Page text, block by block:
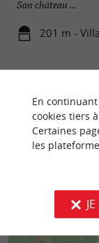
Son château ...
201 m -
En
cookies tiers
Certaines
les